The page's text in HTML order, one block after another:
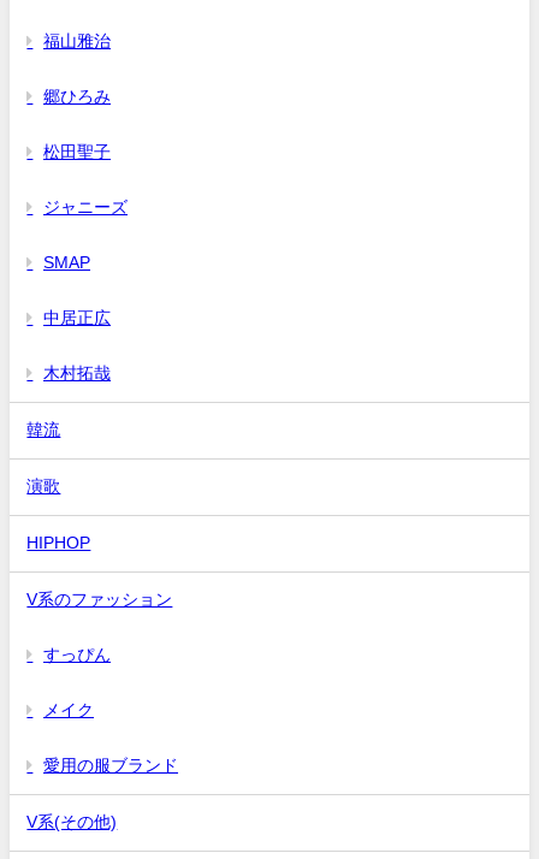
福山雅治
郷ひろみ
松田聖子
ジャニーズ
SMAP
中居正広
木村拓哉
韓流
演歌
HIPHOP
V系のファッション
すっぴん
メイク
愛用の服ブランド
V系(その他)